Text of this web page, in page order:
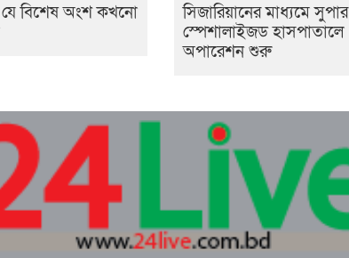
যে বিশেষ অংশ কখনো
সিজারিয়ানের মাধ্যমে সুপার
স্পেশালাইজড হাসপাতালে
অপারেশন শুরু